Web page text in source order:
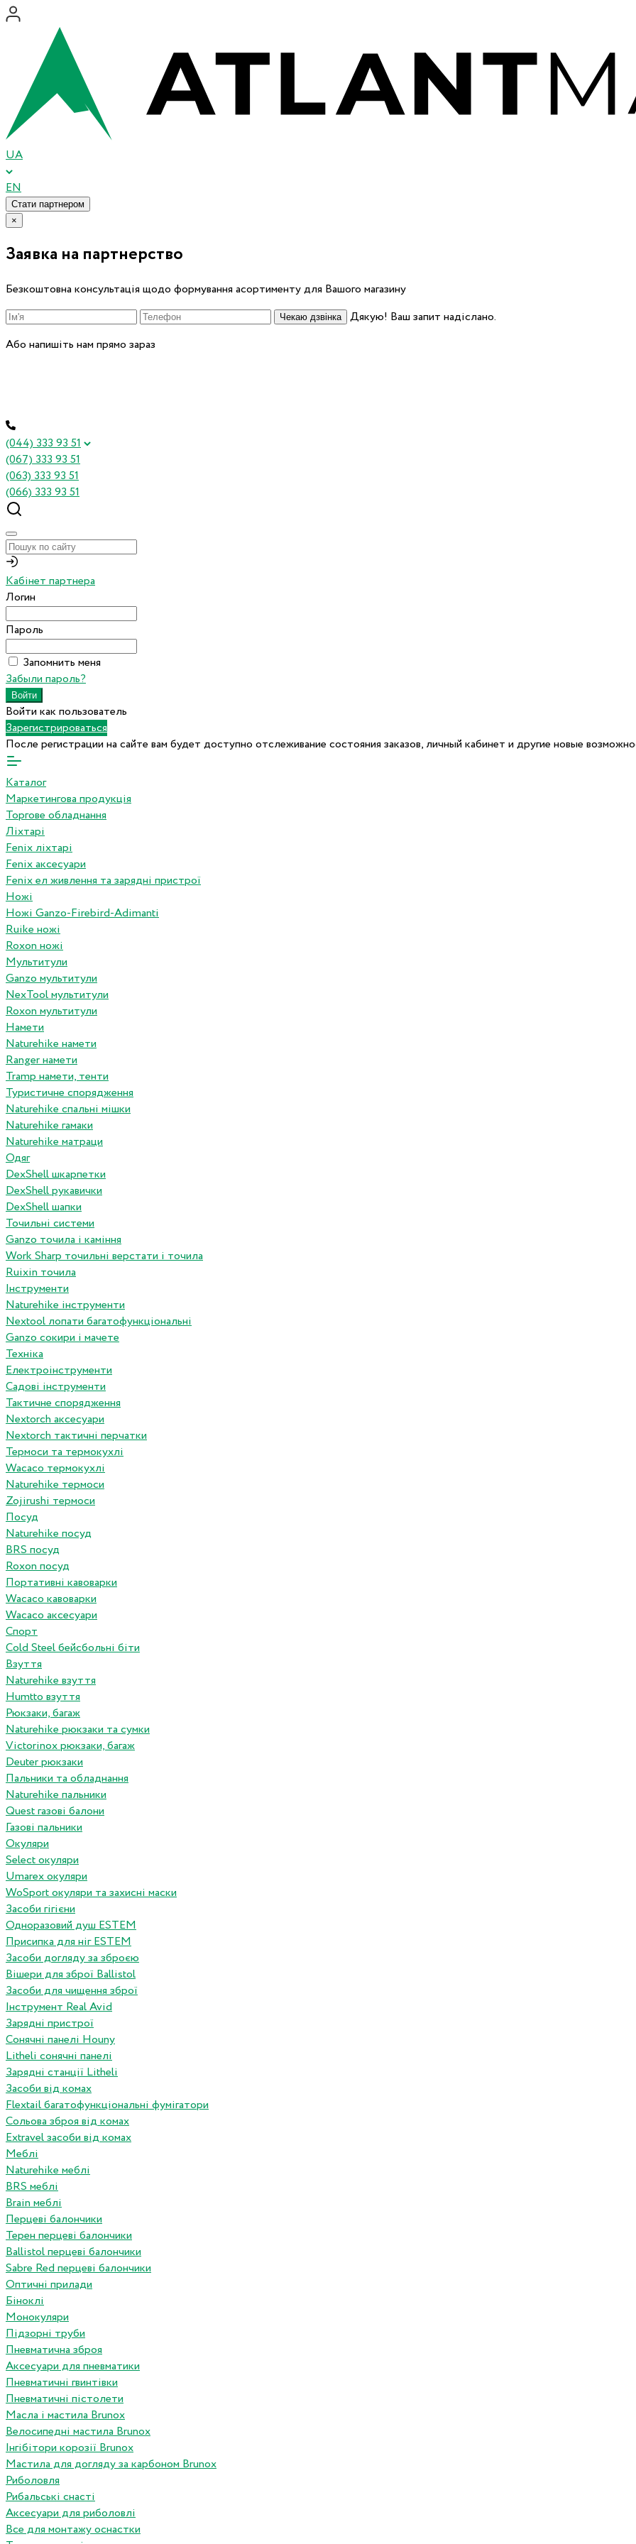
UA
EN
Стати партнером
×
Заявка на партнерство
Безкоштовна консультація щодо формування асортименту для Вашого магазину
Чекаю дзвінка
Дякую! Ваш запит надіслано.
Або напишіть нам прямо зараз
(044) 333 93 51
(067) 333 93 51
(063) 333 93 51
(066) 333 93 51
Кабінет партнера
Логин
Пароль
Запомнить меня
Забыли пароль?
Войти как пользователь
Зарегистрироваться
После регистрации на сайте вам будет доступно отслеживание состояния заказов, личный кабинет и другие новые
Каталог
Маркетингова продукція
Торгове обладнання
Ліхтарі
Fenix ліхтарі
Fenix аксесуари
Fenix ел живлення та зарядні пристрої
Ножі
Ножі Ganzo-Firebird-Adimanti
Ruike ножі
Roxon ножi
Мультитули
Ganzo мультитули
NexTool мультитули
Roxon мультитули
Намети
Naturehike намети
Ranger намети
Tramp намети, тенти
Туристичне спорядження
Naturehike спальні мішки
Naturehike гамаки
Naturehike матраци
Одяг
DexShell шкарпетки
DexShell рукавички
DexShell шапки
Точильні системи
Ganzo точила і каміння
Work Sharp точильні верстати і точила
Ruixin точила
Інструменти
Naturehike інструменти
Nextool лопати багатофункціональні
Ganzo сокири і мачете
Техніка
Електроінструменти
Садові інструменти
Тактичне спорядження
Nextorch аксесуари
Nextorch тактичні перчатки
Термоси та термокухлі
Wacaco термокухлі
Naturehike термоси
Zojirushi термоси
Посуд
Naturehike посуд
BRS посуд
Roxon посуд
Портативні кавоварки
Wacaco кавоварки
Wacaco аксесуари
Спорт
Cold Steel бейсбольні біти
Взуття
Naturehike взуття
Humtto взуття
Рюкзаки, багаж
Naturehike рюкзаки та сумки
Victorinox рюкзаки, багаж
Deuter рюкзаки
Пальники та обладнання
Naturehike пальники
Quest газові балони
Газові пальники
Окуляри
Select окуляри
Umarex окуляри
WoSport окуляри та захисні маски
Засоби гігієни
Одноразовий душ ESTEM
Присипка для ніг ESTEM
Засоби догляду за зброєю
Вішери для зброї Ballistol
Засоби для чищення зброї
Інструмент Real Avid
Зарядні пристрої
Сонячні панелі Houny
Litheli сонячні панелі
Зарядні станції Litheli
Засоби від комах
Flextail багатофункціональні фумігатори
Сольова зброя від комах
Extravel засоби від комах
Меблі
Naturehike меблі
BRS меблі
Brain меблі
Перцеві балончики
Терен перцеві балончики
Ballistol перцеві балончики
Sabre Red перцеві балончики
Оптичні прилади
Біноклі
Монокуляри
Підзорні труби
Пневматична зброя
Аксесуари для пневматики
Пневматичні гвинтівки
Пневматичні пістолети
Масла і мастила Brunox
Велосипедні мастила Brunox
Інгібітори корозії Brunox
Мастила для догляду за карбоном Brunox
Риболовля
Рибальські снасті
Аксесуари для риболовлі
Все для монтажу оснастки